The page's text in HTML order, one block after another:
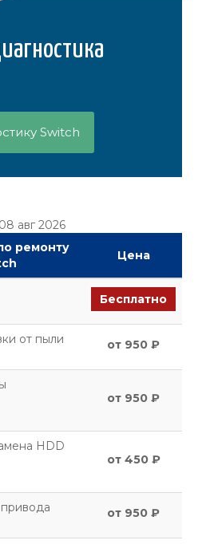
Switch
08 авг 2026
ремонту
Цена
Бесплатно
от пыли
от 950 ₽
от 950 ₽
HDD
от 450 ₽
от 950 ₽